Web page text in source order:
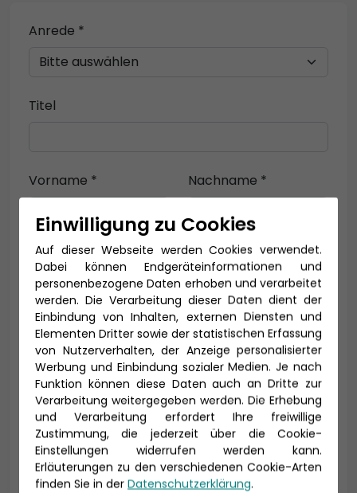
Anrede *
Titel
Vorname * Nachname *
E-Mail *
Telefon *
Geburtsdatum
Einwilligung zu Cookies
Auf dieser Webseite werden Cookies verwendet.
Dabei können Endgeräteinformationen und
personenbezogene Daten erhoben und verarbeitet
werden. Die Verarbeitung dieser Daten dient der
Einbindung von Inhalten, externen Diensten und
Elementen Dritter sowie der statistischen Erfassung
von Nutzerverhalten, der Anzeige personalisierter
Werbung und Einbindung sozialer Medien. Je nach
Funktion können diese Daten auch an Dritte zur
Verarbeitung weitergegeben werden. Die Erhebung
und Verarbeitung erfordert Ihre freiwillige
Zustimmung, die jederzeit über die Cookie-
Einstellungen widerrufen werden kann.
Erläuterungen zu den verschiedenen Cookie-Arten
finden Sie in der Datenschutzerklärung.